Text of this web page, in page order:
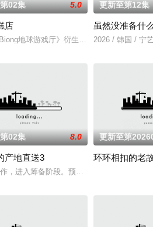
了6天5夜，为了“结婚”的一个目标而奔跑
02集 5.0
店
地球游戏厅》衍生综艺
更新至第12集
虽然没准备什
2026 / 韩国 / 宁
能性。他爱她，他爱他，她爱她。是兄
02集 8.0
产地直送3
，进入筹备阶段。预计将于明年初开拍，并
更新至第
环环相扣的老